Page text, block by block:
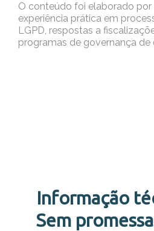
O conteúdo foi elaborado por
experiência prática em
LGPD, respostas a
programas de governança de
Informação
Sem